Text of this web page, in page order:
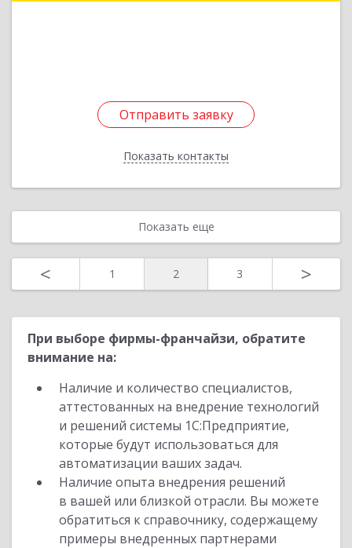
Отправить заявку
Показать контакты
Отправить заявку
Назад
Показать еще
< 1 2 3 >
При выборе фирмы-франчайзи, обратите
внимание на:
Наличие и количество специалистов,
аттестованных на внедрение технологий
и решений системы 1С:Предприятие,
которые будут использоваться для
автоматизации ваших задач.
Наличие опыта внедрения решений
в вашей или близкой отрасли. Вы можете
обратиться к справочнику, содержащему
примеры внедренных партнерами